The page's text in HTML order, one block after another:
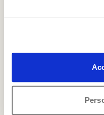
dei lavori. Possono
Quanto tempo serve
montascale a